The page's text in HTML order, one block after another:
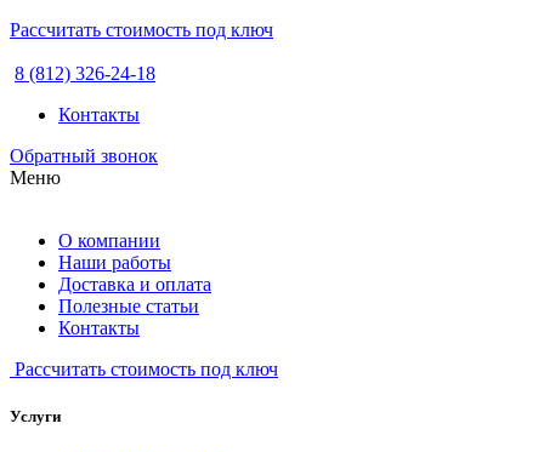
Рассчитать стоимость под ключ
8 (812) 326-24-18
Контакты
Обратный звонок
Меню
О компании
Наши работы
Доставка и оплата
Полезные статьи
Контакты
Рассчитать стоимость под ключ
Услуги